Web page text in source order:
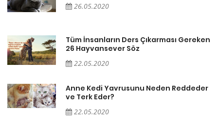
26.05.2020
Tüm İnsanların Ders Çıkarması Gereken
26 Hayvansever Söz
22.05.2020
Anne Kedi Yavrusunu Neden Reddeder
ve Terk Eder?
22.05.2020